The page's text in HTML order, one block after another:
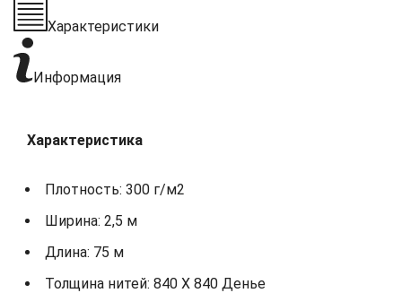
Характеристики
Информация
Характеристика
Плотность: 300 г/м2
Ширина: 2,5 м
Длина: 75 м
Толщина нитей: 840 X 840 Денье